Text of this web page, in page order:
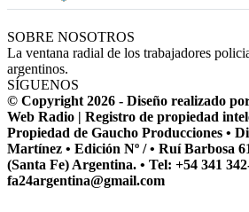
SOBRE NOSOTROS
La ventana radial de los trabajadores
argentinos.
SÍGUENOS
© Copyright 2026 - Diseño realizado
Web Radio | Registro de propiedad
Propiedad de Gaucho Producciones •
Martínez • Edición Nº / • Ruí Barbosa
(Santa Fe) Argentina. • Tel: +54 341
fa24argentina@gmail.com